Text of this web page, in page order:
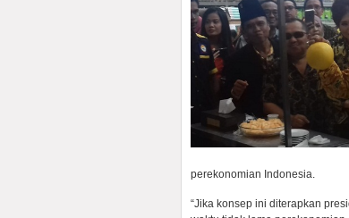
perekonomian Indonesia.
“Jika konsep ini diterapkan